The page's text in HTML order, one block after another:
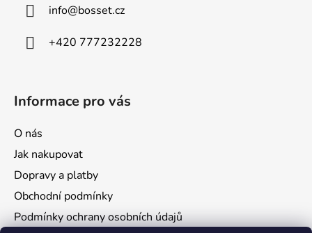
info@bosset.cz
+420 777232228
Informace pro vás
O nás
Jak nakupovat
Dopravy a platby
Obchodní podmínky
Podmínky ochrany osobních údajů